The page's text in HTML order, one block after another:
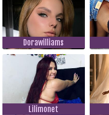
Dorawilliams
Lilimonet